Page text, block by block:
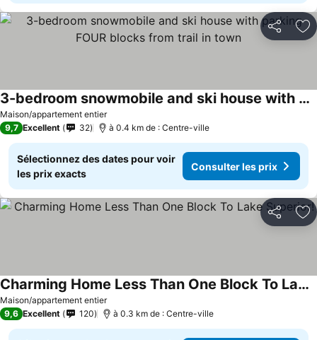
Partager
Maison/appartement entier
3-bedroom snowmobile and ski house with parking FOUR blocks from trail in town
9,7 Excellent 32 à 0.4 km de : Centre-ville
Sélectionnez des dates pour voir
les prix exacts
Consulter les prix
Partager
Maison/appartement entier
Charming Home Less Than One Block To Lake Superior!
9,6 Excellent 120 à 0.3 km de : Centre-ville